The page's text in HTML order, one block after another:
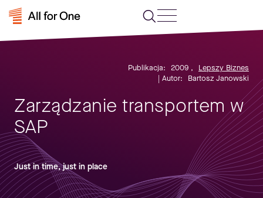
Publikacja: 2009 ,
Lepszy Biznes
| Autor:
Bartosz Janowski
Zarządzanie transportem w
SAP
Just in time, just in place